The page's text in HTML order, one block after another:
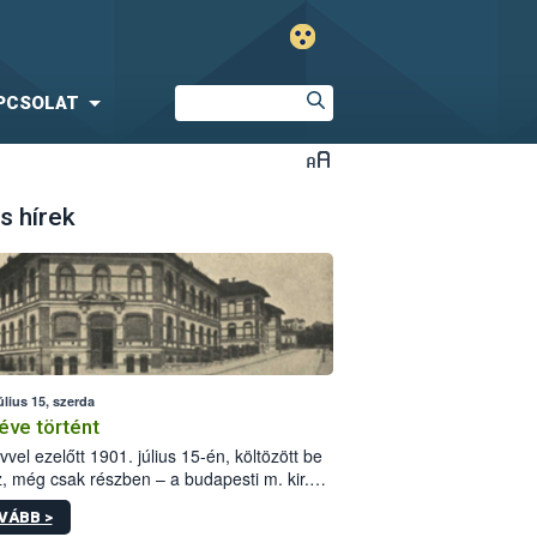
hírek
15, szerda
történt
ezelőtt 1901. július 15-én, költözött be
még csak részben – a budapesti m. kir.
állomás a Kis Rókus utca
alatti, Czigler Győző által tervezett új
>